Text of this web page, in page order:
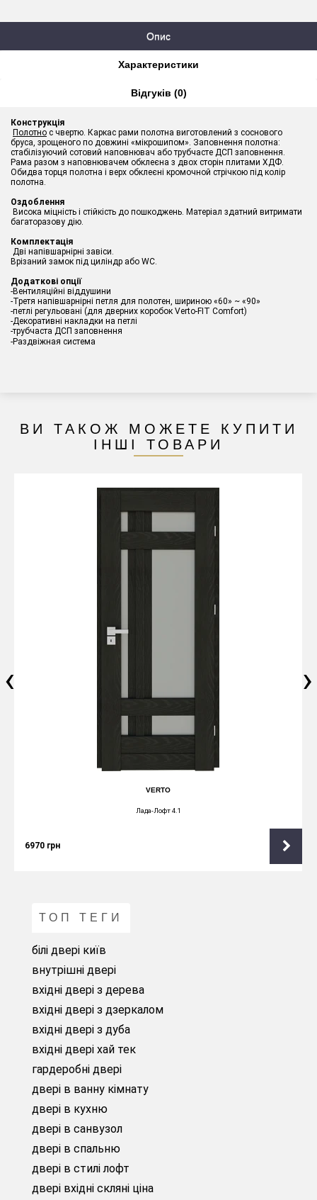
Опис
Характеристики
Відгуків (0)
Конструкція
Полотно c чвертю. Каркас рами полотна виготовлений з соснового
бруса, зрощеного по довжині «мікрошипом». Заповнення полотна:
стабілізуючий сотовий наповнювач або трубчасте ДСП заповнення.
Рама разом з наповнювачем обклеєна з двох сторін плитами ХДФ.
Обидва торця полотна і верх обклеєні кромочной стрічкою під колір
полотна.
Оздоблення
Висока міцність і стійкість до пошкоджень. Матеріал здатний витримати
багаторазову дію.
Комплектація
Дві напівшарнірні завіси
Врізаний замок під циліндр або WC.
Додаткові опції
-Вентиляційні віддушини
-Третя напівшарнірні петля для полотен, шириною «60» ~ «90»
-петлі регульовані (для дверних коробок Verto-FIT Comfort)
-Декоративні накладки на петлі
-трубчаста ДСП заповнення
-Раздвіжная система
ВИ ТАКОЖ МОЖЕТЕ КУПИТИ
ІНШІ ТОВАРИ
VERTO
Лада-Лофт 4.1
6970 грн
‹ ›
ТОП ТЕГИ
білі двері київ
внутрішні двері
вхідні двері з дерева
вхідні двері з дзеркалом
вхідні двері з дуба
вхідні двері хай тек
гардеробні двері
двері в ванну кімнату
двері в кухню
двері в санвузол
двері в спальню
двері в стилі лофт
двері вхідні скляні ціна